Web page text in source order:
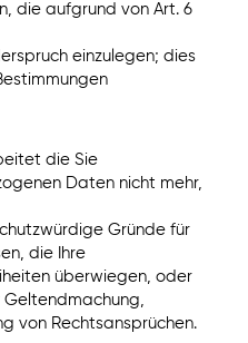
die aufgrund von Art. 6
einzulegen; dies
die Sie
Daten nicht mehr,
Gründe für
die Ihre
überwiegen, oder
von Rechtsansprüchen.